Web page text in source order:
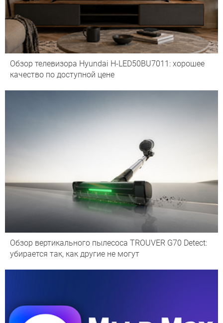
Обзор телевизора Hyundai H-LED50BU7011: хорошее
качество по доступной цене
Обзор вертикального пылесоса TROUVER G70 Detect:
убирается так, как другие не могут